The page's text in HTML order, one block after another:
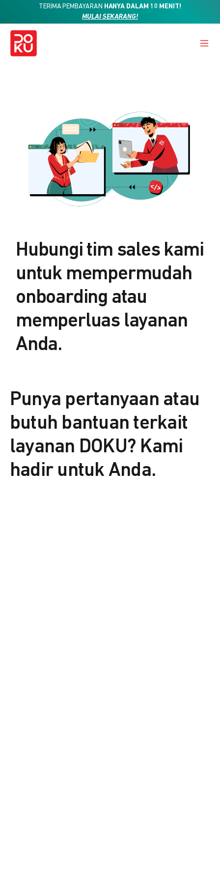
TERIMA PEMBAYARAN HANYA DALAM 10 MENIT!
MULAI SEKARANG!
Hubungi tim sales kami
untuk mempermudah
onboarding atau
memperluas layanan
Anda.
Punya pertanyaan atau
butuh bantuan terkait
layanan DOKU? Kami
hadir untuk Anda.